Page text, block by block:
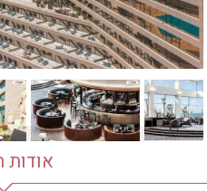
חמאם טורקי
טיפול במים
טיפול קלאסי
טיפולי קוסמטיקה
סאונה רטובה
סאונה יבשה
אודות